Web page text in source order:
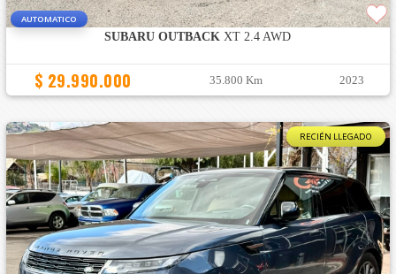
AUTOMATICO
SUBARU OUTBACK XT 2.4 AWD
$ 29.990.000 35.800 Km 2023
RECIÉN LLEGADO